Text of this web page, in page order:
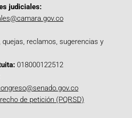
judiciales:
reclamos, sugerencias y
018000122512
de petición (PQRSD)